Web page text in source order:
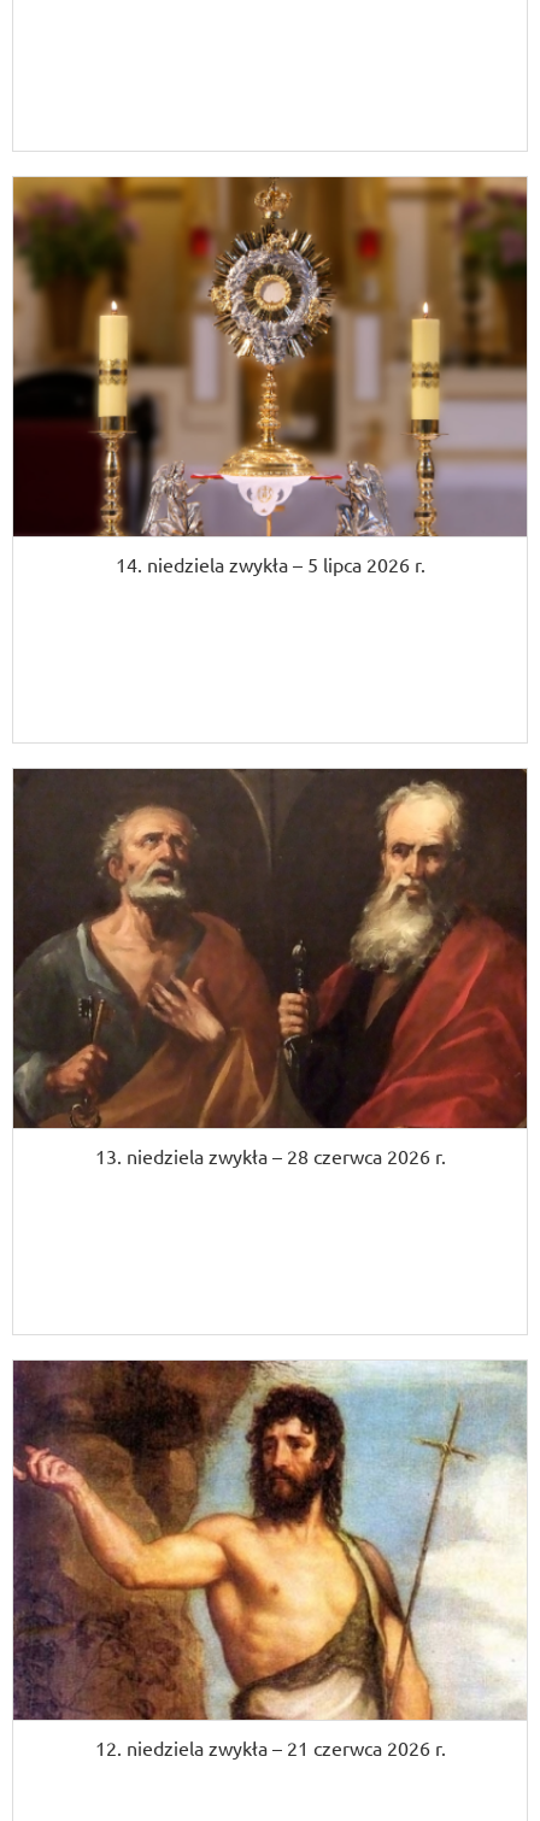
14. niedziela zwykła – 5 lipca 2026 r.
13. niedziela zwykła – 28 czerwca 2026 r.
12. niedziela zwykła – 21 czerwca 2026 r.